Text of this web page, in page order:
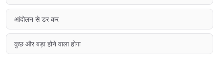
आंदोलन से डर कर
कुछ और बड़ा होने वाला होगा